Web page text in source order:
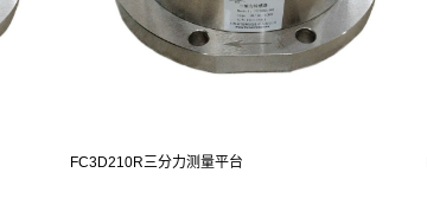
FC3D210R三分力测量平台